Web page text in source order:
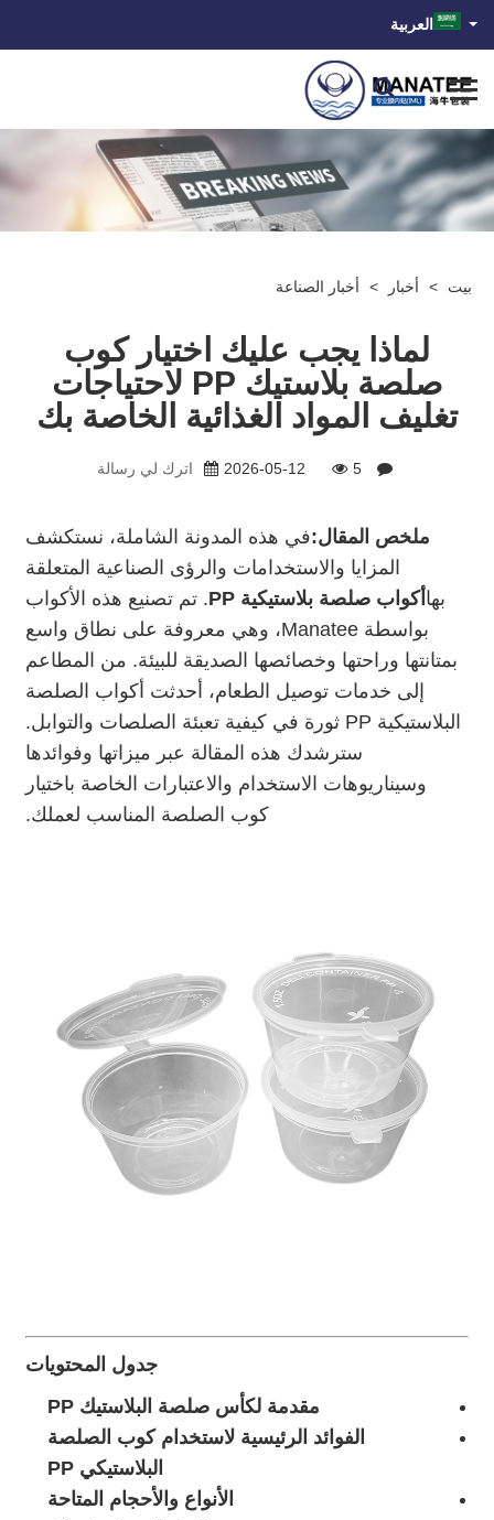
العربية
بيت > أخبار > أخبار الصناعة
لماذا يجب عليك اختيار كوب
صلصة بلاستيك PP لاحتياجات
تغليف المواد الغذائية الخاصة بك
2026-05-12 5 اترك لي رسالة
ملخص المقال:في هذه المدونة الشاملة، نستكشف
المزايا والاستخدامات والرؤى الصناعية المتعلقة
بها أكواب صلصة بلاستيكية PP
. تم تصنيع هذه الأكواب
بواسطة Manatee، وهي معروفة على نطاق واسع
بمتانتها وراحتها وخصائصها الصديقة للبيئة. من المطاعم
إلى خدمات توصيل الطعام، أحدثت أكواب الصلصة
البلاستيكية PP ثورة في كيفية تعبئة الصلصات والتوابل.
سترشدك هذه المقالة عبر ميزاتها وفوائدها
وسيناريوهات الاستخدام والاعتبارات الخاصة باختيار
كوب الصلصة المناسب لعملك.
جدول المحتويات
مقدمة لكأس صلصة البلاستيك PP
الفوائد الرئيسية لاستخدام كوب الصلصة
البلاستيكي PP
الأنواع والأحجام المتاحة